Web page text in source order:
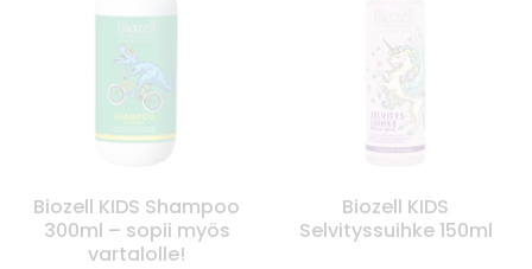
Biozell KIDS Shampoo
300ml – sopii myös
vartalolle!
Biozell KIDS
Selvityssuihke 150ml